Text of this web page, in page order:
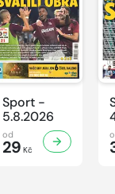
Sport -
5.8.2026
od
29 Kč